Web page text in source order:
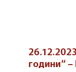
години“